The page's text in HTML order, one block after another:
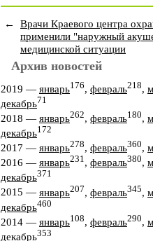
←
Врачи Краевого центра
применили "наружный
медицинской ситуации
Архив новостей
2019 — январь176, февраль218,
декабрь71
2018 — январь262, февраль180,
декабрь172
2017 — январь278, февраль360,
2016 — январь231, февраль380,
декабрь371
2015 — январь207, февраль345,
декабрь460
2014 — январь108, февраль290,
декабрь353